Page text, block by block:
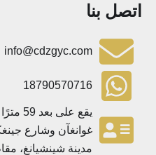
بنا
info@cdzgyc.com
18790570716
يقع على بعد
غوانغآن وشارع
مدينة شينشيانغ،